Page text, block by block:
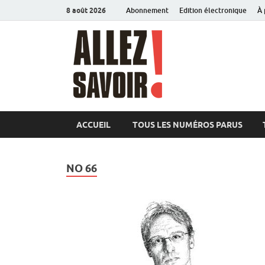
8 août 2026 Abonnement Edition électronique À
ACCUEIL TOUS LES NUMÉROS PARUS
NO 66